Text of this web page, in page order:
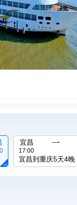

宜昌
17:00

宜昌到重庆5天4晚